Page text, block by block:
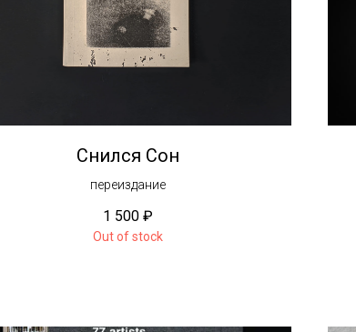
Снился Сон
переиздание
1 500 ₽
Out of stock